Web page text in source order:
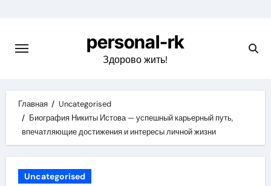
содержимому
personal-rk
Здорово жить!
Главная
Uncategorised
Биография Никиты Истова — успешный карьерный путь,
впечатляющие достижения и интересы личной жизни
Uncategorised